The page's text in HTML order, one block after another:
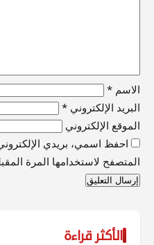
الاسم *
البريد الإلكتروني *
الموقع الإلكتروني
احفظ اسمي، بريدي
المتصفح لاستخدامها المرة
الأكثر قراءة